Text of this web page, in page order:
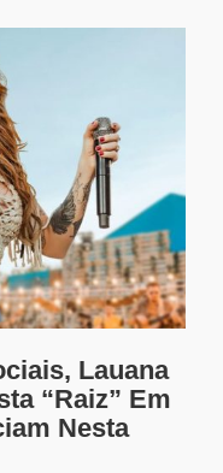
Lauana
“Raiz” Em
Nesta